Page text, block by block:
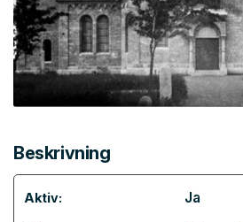
Beskrivning
Aktiv: Ja